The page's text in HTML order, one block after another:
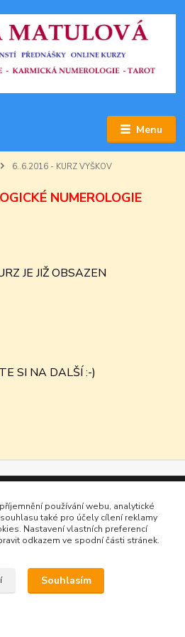
Menu
6..6.2016 - KURZ VYŠKOV
NUMEROLOGIE
JE JIŽ OBSAZEN
SI NA DALŠÍ :-)
používání webu, analytické
také pro účely cílení reklamy
Nastavení vlastních preferencí
odkazem ve spodní části stránek.
Souhlasím